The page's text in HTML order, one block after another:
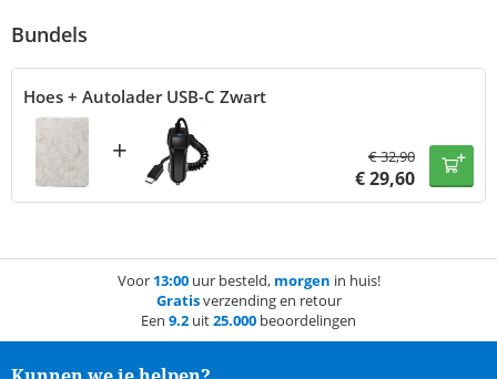
Bundels
Hoes + Autolader USB-C Zwart
+ €32,90
€29,60
Voor 13:00uur besteld, morgen in huis!
Gratisverzending en retour
Een 9.2 uit25.000 beoordelingen